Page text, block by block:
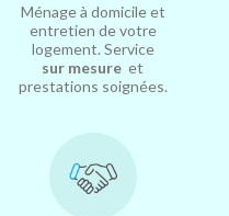
Ménage à domicile et
entretien de votre
logement. Service
sur mesure et
prestations soignées.